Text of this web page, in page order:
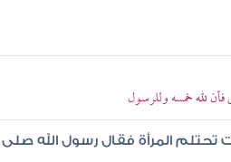
لله خمسه وللرسول
المرأة فقال رسول الله صلى